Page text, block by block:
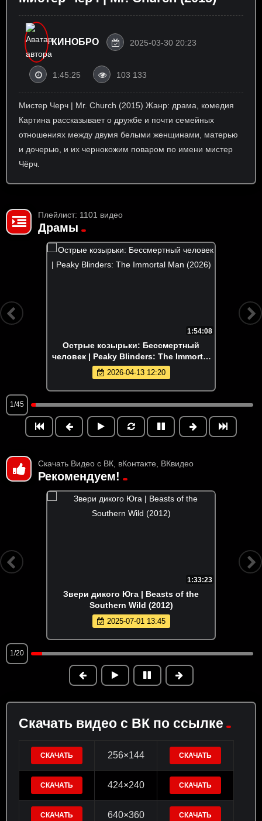
КИНОБРО 2025-03-30 20:23
1:45:25 103 133
Мистер Черч | Mr. Church (2015) Жанр: драма, комедия ⁠
Картина рассказывает о дружбе и почти семейных
отношениях между двумя белыми женщинами, матерью
и дочерью, и их чернокожим поваром по имени мистер
Чёрч.
Плейлист: 1101 видео
Драмы
1:54:08
Острые козырьки: Бессмертный
человек | Peaky Blinders: The Immortal
Man (2026)
2026-04-13 12:20
1/45
Скачать Видео с ВК, вКонтакте, ВКвидео
Рекомендуем!
1:33:23
Звери дикого Юга | Beasts of the
Southern Wild (2012)
2025-07-01 13:45
1/20
Скачать видео с ВК по ссылке
СКАЧАТЬ 256×144 СКАЧАТЬ
СКАЧАТЬ 424×240 СКАЧАТЬ
СКАЧАТЬ 640×360 СКАЧАТЬ